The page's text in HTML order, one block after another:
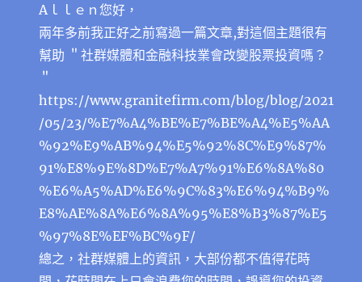
Aｌｌｅｎ您好，
兩年多前我正好之前寫過一篇文章,對這個主題很有
幫助 ＂社群媒體和金融科技業會改變股票投資嗎？
＂
https://www.granitefirm.com/blog/blog/2021
/05/23/%E7%A4%BE%E7%BE%A4%E5%AA
%92%E9%AB%94%E5%92%8C%E9%87%
91%E8%9E%8D%E7%A7%91%E6%8A%80
%E6%A5%AD%E6%9C%83%E6%94%B9%
E8%AE%8A%E6%8A%95%E8%B3%87%E5
%97%8E%EF%BC%9F/
總之，社群媒體上的資訊，大部份都不值得花時